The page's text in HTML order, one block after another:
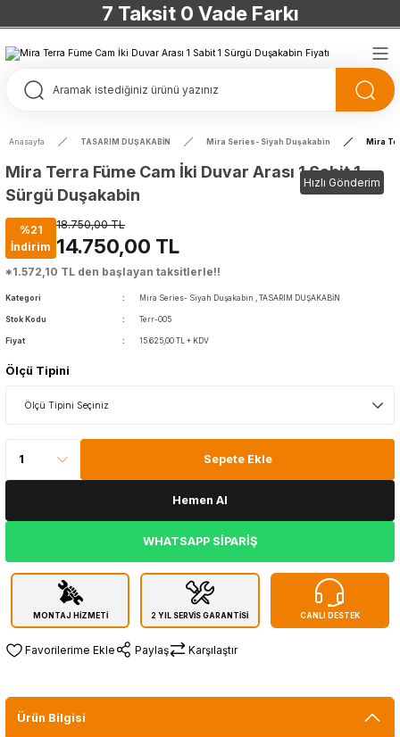
7 Taksit 0 Vade Farkı
TÜRKİYE’NİN HERYERİNE ÜCRETSİZ KARGO
TÜRKİYE’NİN HERYERİNE ÜCRETSİZ KARGO
Anasayfa TASARIM DUŞAKABİN Mira Series- Siyah Duşakabin Mira
Hızlı Gönderim
Mira Terra Füme Cam İki Duvar Arası 1 Sabit 1
Sürgü Duşakabin
%21
İndirim
18.750,00 TL
14.750,00 TL
*1.572,10 TL den başlayan taksitlerle!!
Kategori Mira Series- Siyah Duşakabin , TASARIM DUŞAKABİN
Stok Kodu Terr-005
Fiyat 15.625,00 TL + KDV
Ölçü Tipini
Sepete Ekle
Hemen Al
WHATSAPP SİPARİŞ
MONTAJ HİZMETİ 2 YIL SERVİS GARANTİSİ CANLI DESTEK
Paylaş Karşılaştır
Ürün Bilgisi